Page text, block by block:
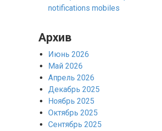
notifications mobiles
Архив
Июнь 2026
Май 2026
Апрель 2026
Декабрь 2025
Ноябрь 2025
Октябрь 2025
Сентябрь 2025